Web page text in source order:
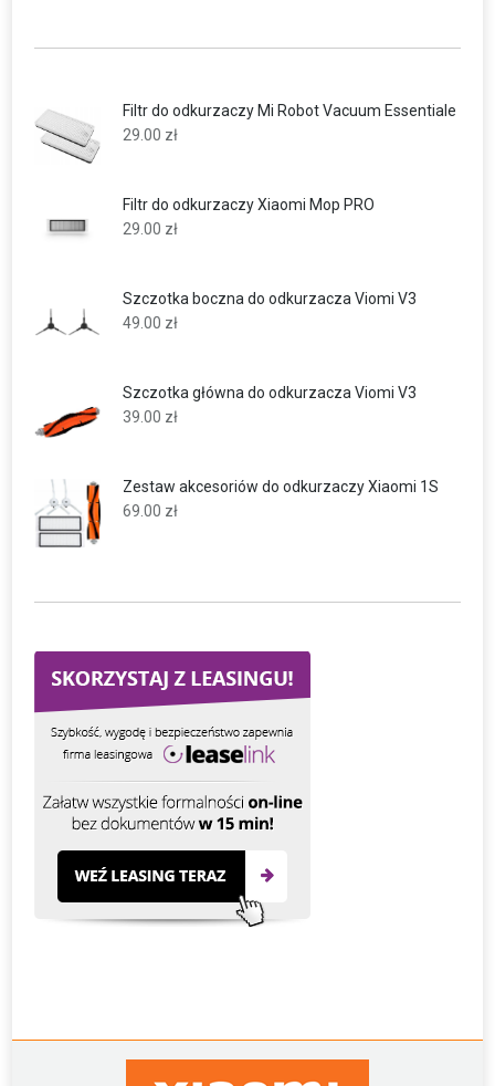
Filtr do odkurzaczy Mi Robot Vacuum Essentiale
29.00 zł
Filtr do odkurzaczy Xiaomi Mop PRO
29.00 zł
Szczotka boczna do odkurzacza Viomi V3
49.00 zł
Szczotka główna do odkurzacza Viomi V3
39.00 zł
Zestaw akcesoriów do odkurzaczy Xiaomi 1S
69.00 zł